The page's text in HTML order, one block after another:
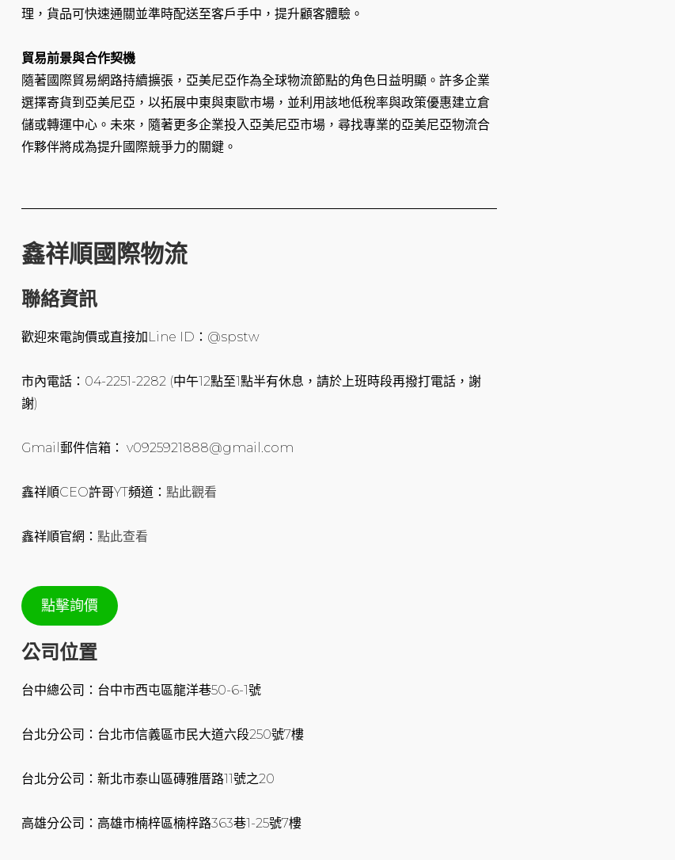
理，貨品可快速通關並準時配送至客戶手中，提升顧客體驗。
貿易前景與合作契機
隨著國際貿易網路持續擴張，亞美尼亞作為全球物流節點的角色日益明顯。許多企業
選擇寄貨到亞美尼亞，以拓展中東與東歐市場，並利用該地低稅率與政策優惠建立倉
儲或轉運中心。未來，隨著更多企業投入亞美尼亞市場，尋找專業的亞美尼亞物流合
作夥伴將成為提升國際競爭力的關鍵。
鑫祥順國際物流
聯絡資訊
歡迎來電詢價或直接加Line ID：@spstw
市內電話：04-2251-2282 (中午12點至1點半有休息，請於上班時段再撥打電話，謝
謝)
Gmail郵件信箱： v0925921888@gmail.com
鑫祥順CEO許哥YT頻道： 點此觀看
鑫祥順官網： 點此查看
點擊詢價
公司位置
台中總公司：台中市西屯區龍洋巷50-6-1號
台北分公司：台北市信義區市民大道六段250號7樓
台北分公司：新北市泰山區磚雅厝路11號之20
高雄分公司：高雄市楠梓區楠梓路363巷1-25號7樓